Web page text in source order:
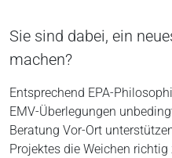
Sie sind dabei, ein
machen?
Entsprechend EPA-
EMV-Überlegungen
Beratung Vor-Ort
Projektes die Weichen richtig